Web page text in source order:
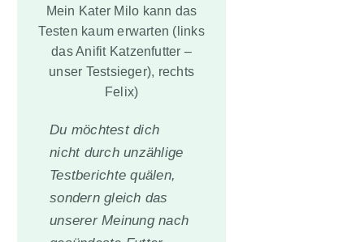
Mein Kater Milo kann das
Testen kaum erwarten (links
das Anifit Katzenfutter –
unser Testsieger), rechts
Felix)
Du möchtest dich
nicht durch unzählige
Testberichte quälen,
sondern gleich das
unserer Meinung nach